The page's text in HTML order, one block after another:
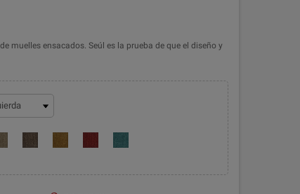
muelles ensacados. Seúl es la prueba de que el diseño y